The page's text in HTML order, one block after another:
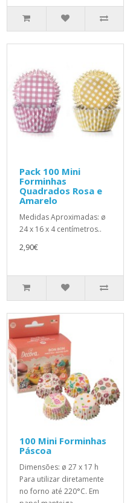
Pack 100 Mini
Forminhas
Quadrados Rosa e
Amarelo
Medidas Aproximadas: ø
24 x 16 x 4 centímetros..
2,90€
100 Mini Forminhas
Páscoa
Dimensões: ø 27 x 17 h
Para utilizar diretamente
no forno até 220°C. Em